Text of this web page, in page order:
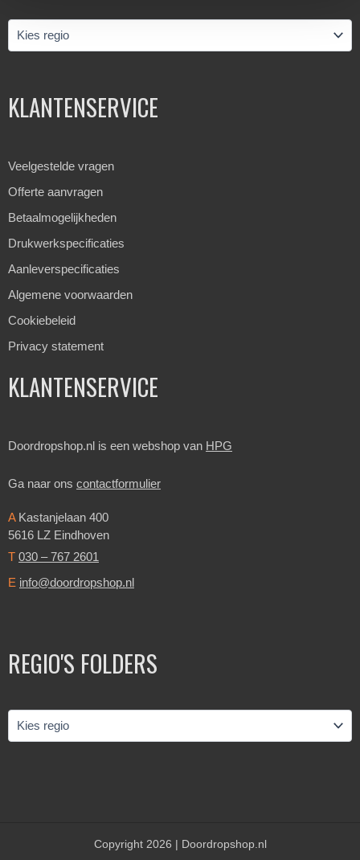
KLANTENSERVICE
Veelgestelde vragen
Offerte aanvragen
Betaalmogelijkheden
Drukwerkspecificaties
Aanleverspecificaties
Algemene voorwaarden
Cookiebeleid
Privacy statement
KLANTENSERVICE
Doordropshop.nl is een webshop van HPG
Ga naar ons contactformulier
AKastanjelaan 400
5616 LZ Eindhoven
T 030 – 767 2601
E info@doordropshop.nl
REGIO'S FOLDERS
Copyright 2026 | Doordropshop.nl